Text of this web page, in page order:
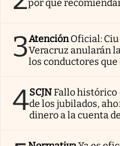
por qué
3AtenciónOficial:
Veracruz anularán
los conductores
4SCJNFallo histórico
de los jubilados,
dinero a la cuenta